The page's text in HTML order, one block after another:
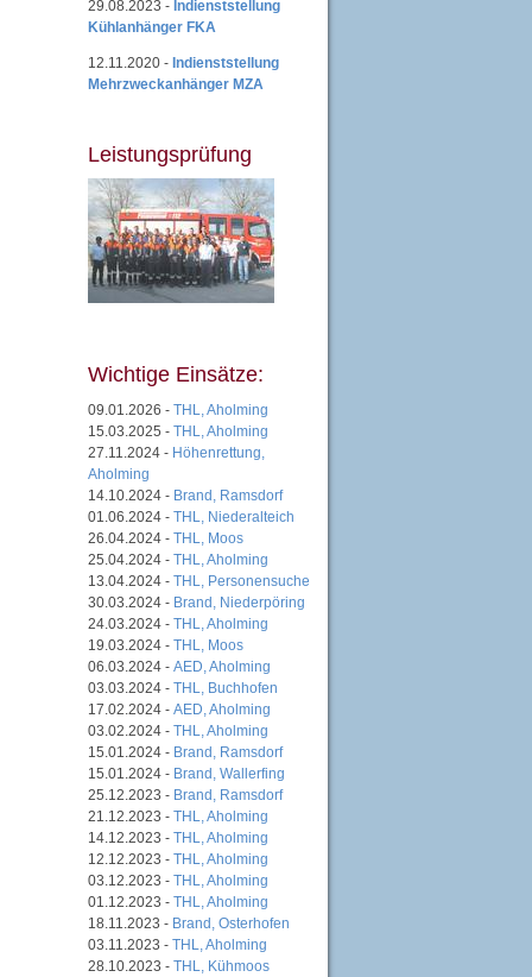
29.08.2023 - Indienststellung
Kühlanhänger FKA
12.11.2020 - Indienststellung
Mehrzweckanhänger MZA
Leistungsprüfung
Wichtige Einsätze:
09.01.2026 - THL, Aholming
15.03.2025 - THL, Aholming
27.11.2024 - Höhenrettung,
Aholming
14.10.2024 - Brand, Ramsdorf
01.06.2024 - THL, Niederalteich
26.04.2024 - THL, Moos
25.04.2024 - THL, Aholming
13.04.2024 - THL, Personensuche
30.03.2024 - Brand, Niederpöring
24.03.2024 - THL, Aholming
19.03.2024 - THL, Moos
06.03.2024 - AED, Aholming
03.03.2024 - THL, Buchhofen
17.02.2024 - AED, Aholming
03.02.2024 - THL, Aholming
15.01.2024 - Brand, Ramsdorf
15.01.2024 - Brand, Wallerfing
25.12.2023 - Brand, Ramsdorf
21.12.2023 - THL, Aholming
14.12.2023 - THL, Aholming
12.12.2023 - THL, Aholming
03.12.2023 - THL, Aholming
01.12.2023 - THL, Aholming
18.11.2023 - Brand, Osterhofen
03.11.2023 - THL, Aholming
28.10.2023 - THL, Kühmoos